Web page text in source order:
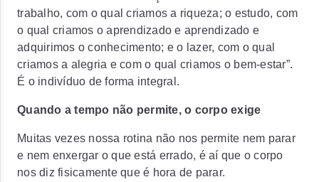
trabalho, com o qual criamos a riqueza; o estudo, com
o qual criamos o aprendizado e aprendizado e
adquirimos o conhecimento; e o lazer, com o qual
criamos a alegria e com o qual criamos o bem-estar”.
É o indivíduo de forma integral.
Quando a tempo não permite, o corpo exige
Muitas vezes nossa rotina não nos permite nem parar
e nem enxergar o que está errado, é aí que o corpo
nos diz fisicamente que é hora de parar.